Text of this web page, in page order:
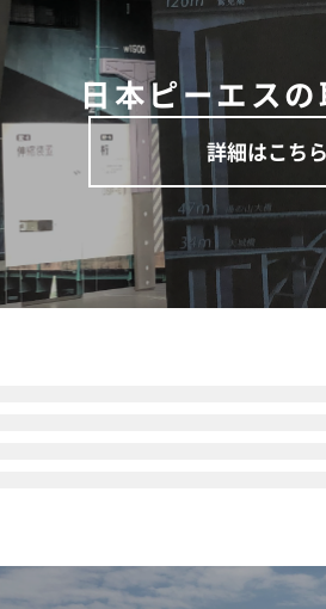
日本ピーエス
詳細はこちら